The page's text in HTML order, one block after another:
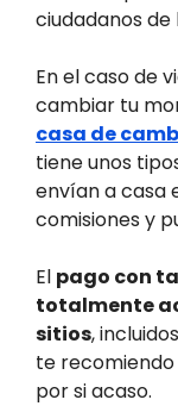
ciudadanos de
En el caso de
cambiar tu
casa de
tiene unos
envían a casa
comisiones y
El pago con
totalmente
sitios,
te
por si acaso.